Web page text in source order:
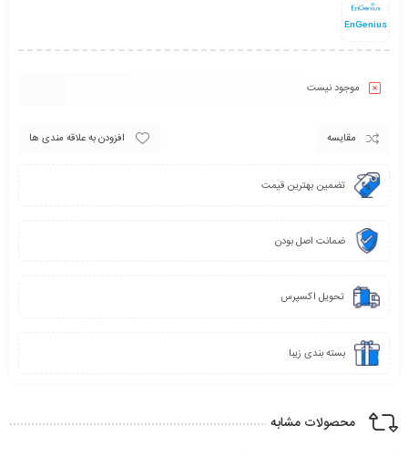
استفاده نمایید.
EnGenius
موجود نیست
مقایسه افزودن به علاقه مندی ها
تضمین بهترین قیمت
ضمانت اصل بودن
تحویل اکسپرس
بسته بندی زیبا
محصولات مشابه